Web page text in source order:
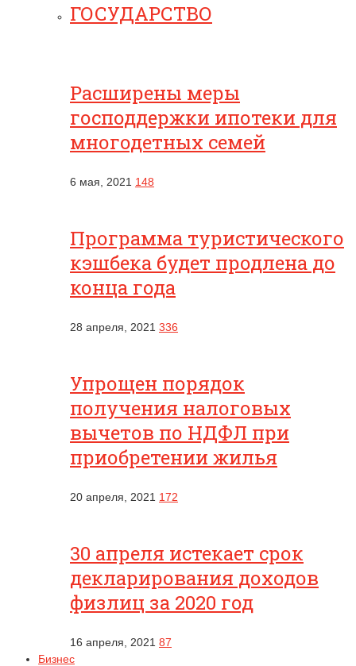
ГОСУДАРСТВО
Расширены меры
господдержки ипотеки для
многодетных семей
6 мая, 2021 148
Программа туристического
кэшбека будет продлена до
конца года
28 апреля, 2021 336
Упрощен порядок
получения налоговых
вычетов по НДФЛ при
приобретении жилья
20 апреля, 2021 172
30 апреля истекает срок
декларирования доходов
физлиц за 2020 год
16 апреля, 2021 87
Бизнес